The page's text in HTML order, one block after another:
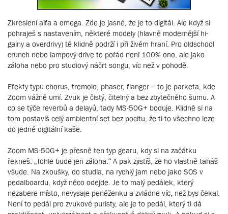
Zkreslení alfa a omega. Zde je jasné, že je to digitál. Ale když si
pohraješ s nastavením, některé modely (hlavně modernější hi-
gainy a overdrivy) tě klidně podrží i při živém hraní. Pro oldschool
crunch nebo lampový drive to pořád není 100% ono, ale jako
záloha nebo pro studiový náčrt songu, víc než v pohodě.
Efekty typu chorus, tremolo, phaser, flanger – to je parketa, kde
Zoom vážně umí. Zvuk je čistý, čitelný a bez zbytečného šumu. A
co se týče reverbů a delayů, tady MS-50G+ boduje. Klidně si na
tom postavíš celý ambientní set bez pocitu, že ti to všechno leze
do jedné digitální kaše.
Zoom MS-50G+ je přesně ten typ gearu, kdy si na začátku
řekneš: „Tohle bude jen záloha.“ A pak zjistíš, že ho vlastně taháš
všude. Na zkoušky, do studia, na rychlý jam nebo jako SOS v
pedalboardu, když něco odejde. Je to malý pedálek, který
nezabere místo, nevysaje peněženku a zvládne víc, než bys čekal.
Není to pedál pro zvukové puristy, ale je to pedál, který ti dá